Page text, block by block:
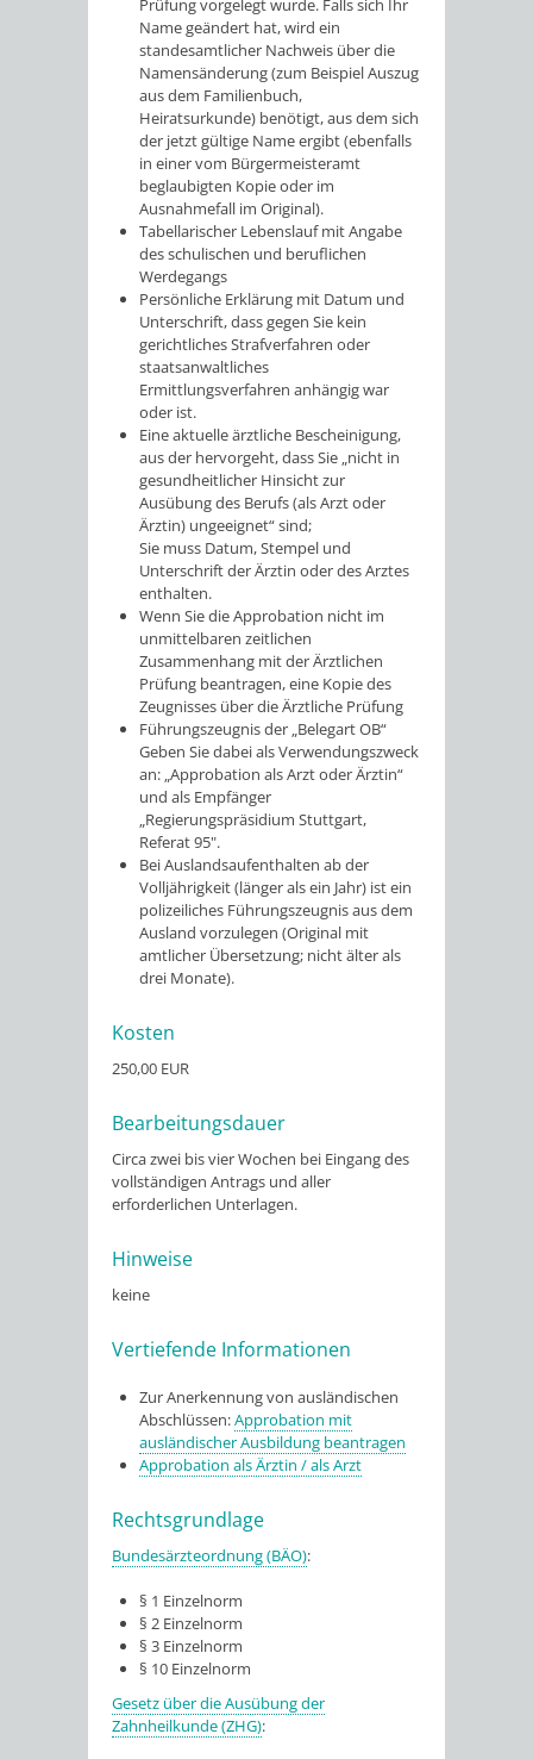
Prüfung vorgelegt wurde. Falls sich Ihr
Name geändert hat, wird ein
standesamtlicher Nachweis über die
Namensänderung (zum Beispiel Auszug
aus dem Familienbuch,
Heiratsurkunde) benötigt, aus dem sich
der jetzt gültige Name ergibt (ebenfalls
in einer vom Bürgermeisteramt
beglaubigten Kopie oder im
Ausnahmefall im Original).
Tabellarischer Lebenslauf mit Angabe
des schulischen und beruflichen
Werdegangs
Persönliche Erklärung mit Datum und
Unterschrift, dass gegen Sie kein
gerichtliches Strafverfahren oder
staatsanwaltliches
Ermittlungsverfahren anhängig war
oder ist.
Eine aktuelle ärztliche Bescheinigung,
aus der hervorgeht, dass Sie „nicht in
gesundheitlicher Hinsicht zur
Ausübung des Berufs (als Arzt oder
Ärztin) ungeeignet“ sind;
Sie muss Datum, Stempel und
Unterschrift der Ärztin oder des Arztes
enthalten.
Wenn Sie die Approbation nicht im
unmittelbaren zeitlichen
Zusammenhang mit der Ärztlichen
Prüfung beantragen, eine Kopie des
Zeugnisses über die Ärztliche Prüfung
Führungszeugnis der „Belegart OB“
Geben Sie dabei als Verwendungszweck
an: „Approbation als Arzt oder Ärztin“
und als Empfänger
„Regierungspräsidium Stuttgart,
Referat 95".
Bei Auslandsaufenthalten ab der
Volljährigkeit (länger als ein Jahr) ist ein
polizeiliches Führungszeugnis aus dem
Ausland vorzulegen (Original mit
amtlicher Übersetzung; nicht älter als
drei Monate).
Kosten
250,00 EUR
Bearbeitungsdauer
Circa zwei bis vier Wochen bei Eingang des
vollständigen Antrags und aller
erforderlichen Unterlagen.
Hinweise
keine
Vertiefende Informationen
Zur Anerkennung von ausländischen
Abschlüssen:Approbation mit
ausländischer Ausbildung beantragen
Approbation als Ärztin / als Arzt
Rechtsgrundlage
Bundesärzteordnung (BÄO):
§ 1 Einzelnorm
§ 2 Einzelnorm
§ 3 Einzelnorm
§ 10 Einzelnorm
Gesetz über die Ausübung der
Zahnheilkunde (ZHG):